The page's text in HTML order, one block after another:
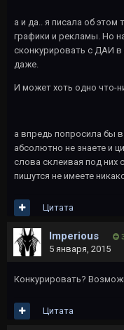
а и да.. я писала об
графики и рекламы. Но
сконкурировать с ДАИ в
даже.
И может хоть одно что-
а впредь попросила бы
абсолютно не знаете и
слова склеивая под них
пишутся не имеете
Цитата
Imperious
5 января, 2015
Конкурировать?
Цитата